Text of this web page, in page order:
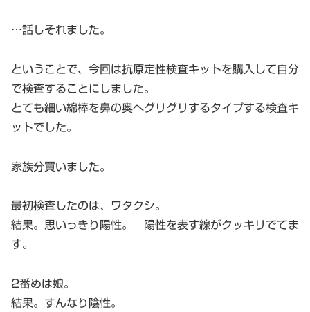
…話しそれました。
ということで、今回は抗原定性検査キットを購入して自分
で検査することにしました。
とても細い綿棒を鼻の奥へグリグリするタイプする検査キ
ットでした。
家族分買いました。
最初検査したのは、ワタクシ。
結果。思いっきり陽性。 陽性を表す線がクッキリでてま
す。
2番めは娘。
結果。すんなり陰性。